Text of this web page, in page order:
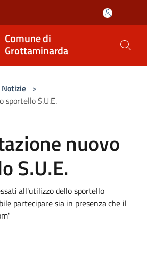
Comune di
Grottaminarda
Notizie >
sportello S.U.E.
nuovo
S.U.E.
all'utilizzo dello sportello
partecipare sia in presenza che il